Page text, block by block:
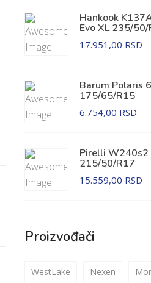
Hankook
Evo XL 235/
17.951,00 RSD
Barum Polaris 6
175/65/R15
6.754,00 RSD
Pirelli W240s2
215/50/R17
15.559,00 RSD
Proizvođači
WestLake Nexen